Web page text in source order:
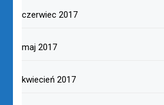
czerwiec 2017
maj 2017
kwiecień 2017